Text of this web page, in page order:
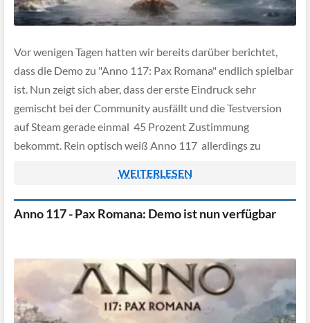
Vor wenigen Tagen hatten wir bereits darüber berichtet,
dass die Demo zu "Anno 117: Pax Romana" endlich spielbar
ist. Nun zeigt sich aber, dass der erste Eindruck sehr
gemischt bei der Community ausfällt und die Testversion
auf Steam gerade einmal 45 Prozent Zustimmung
bekommt. Rein optisch weiß Anno 117 allerdings zu
WEITERLESEN
Anno 117 - Pax Romana: Demo ist nun verfügbar